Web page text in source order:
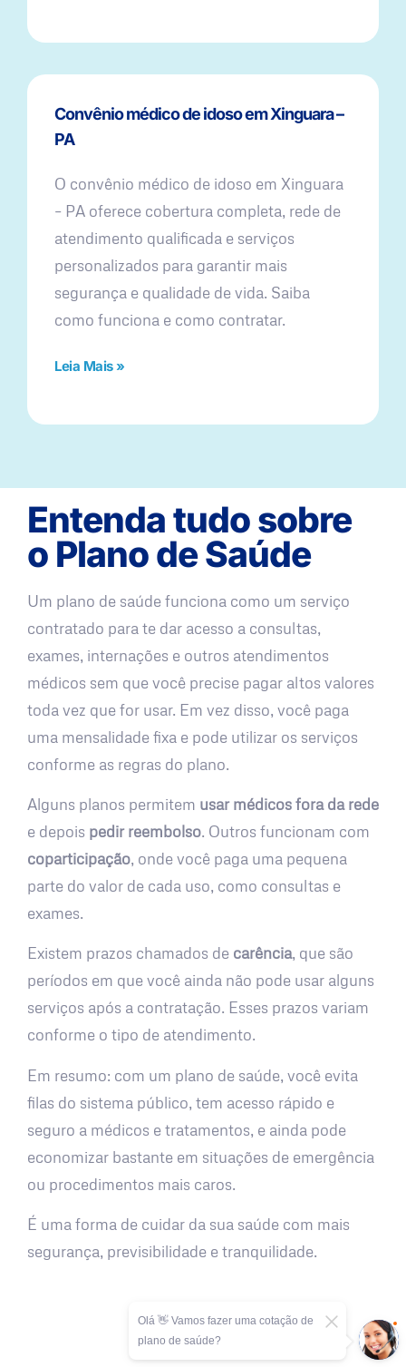
Convênio médico de idoso em Xinguara –
PA
O convênio médico de idoso em Xinguara
– PA oferece cobertura completa, rede de
atendimento qualificada e serviços
personalizados para garantir mais
segurança e qualidade de vida. Saiba
como funciona e como contratar.
Leia Mais »
Entenda tudo sobre
o Plano de Saúde
Um plano de saúde funciona como um serviço
contratado para te dar acesso a consultas,
exames, internações e outros atendimentos
médicos sem que você precise pagar altos valores
toda vez que for usar. Em vez disso, você paga
uma mensalidade fixa e pode utilizar os serviços
conforme as regras do plano.
Alguns planos permitem usar médicos fora da rede
e depois pedir reembolso. Outros funcionam com
coparticipação, onde você paga uma pequena
parte do valor de cada uso, como consultas e
exames.
Existem prazos chamados de carência, que são
períodos em que você ainda não pode usar alguns
serviços após a contratação. Esses prazos variam
conforme o tipo de atendimento.
Em resumo: com um plano de saúde, você evita
filas do sistema público, tem acesso rápido e
seguro a médicos e tratamentos, e ainda pode
economizar bastante em situações de emergência
ou procedimentos mais caros.
É uma forma de cuidar da sua saúde com mais
segurança, previsibilidade e tranquilidade.
Olá 👋 Vamos fazer uma cotação de
plano de saúde?